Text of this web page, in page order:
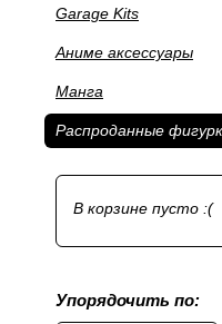
Garage Kits
Аниме аксессуары
Манга
Распроданные
В корзине пусто :(
Упорядочить по: